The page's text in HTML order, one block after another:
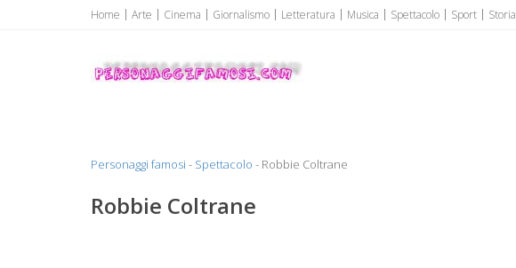
Home Arte Cinema Giornalismo Letteratura Musica Spettacolo Sport Storia
Personaggi famosi
Personaggi famosi Top Vip...
Personaggi famosi - Spettacolo - Robbie Coltrane
Robbie Coltrane